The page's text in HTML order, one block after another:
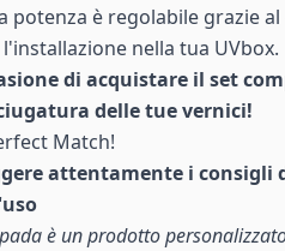
potenza è regolabile grazie
nella tua UVbox.
di acquistare il set
delle tue vernici!
Match!
attentamente i consigli
è un prodotto